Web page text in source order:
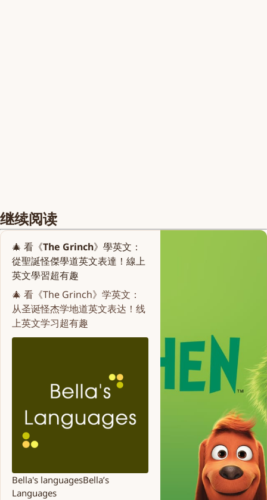
继续阅读
🎄 看《The Grinch》學英文：
從聖誕怪傑學道英文表達！線上
英文學習超有趣
🎄 看《The Grinch》学英文：
从圣诞怪杰学地道英文表达！线
上英文学习超有趣
Bella's languagesBella’s
Languages